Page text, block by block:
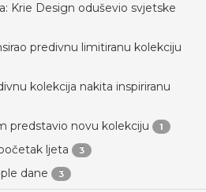
Krie Design oduševio svjetske
predivnu limitiranu kolekciju
kolekcija nakita inspiriranu
predstavio novu kolekciju 1
ljeta 3
dane 3